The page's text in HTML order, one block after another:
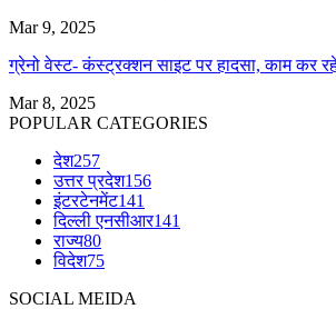
Mar 9, 2025
ग्रेनो वेस्ट- कंस्ट्रक्शन साइट पर हादसा, काम कर
Mar 8, 2025
POPULAR CATEGORIES
देश257
उत्तर प्रदेश156
इंटरटेनमेंट141
दिल्ली एनसीआर141
राज्य80
विदेश75
SOCIAL MEIDA